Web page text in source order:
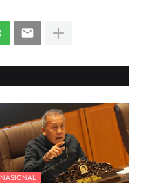
NASIONAL